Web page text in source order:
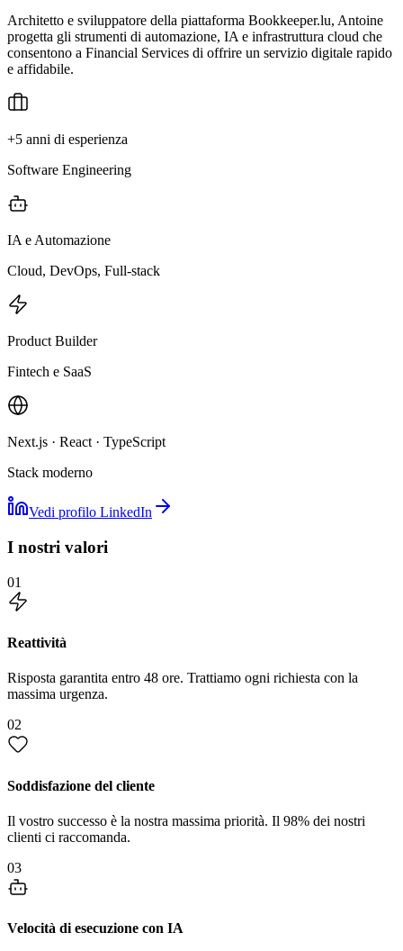
Architetto e sviluppatore della piattaforma Bookkeeper.lu, Antoine
progetta gli strumenti di automazione, IA e infrastruttura cloud che
consentono a Financial Services di offrire un servizio digitale rapido
e affidabile.
+5 anni di esperienza
Software Engineering
IA e Automazione
Cloud, DevOps, Full-stack
Product Builder
Fintech e SaaS
Next.js · React · TypeScript
Stack moderno
Vedi profilo LinkedIn
I nostri valori
01
Reattività
Risposta garantita entro 48 ore. Trattiamo ogni richiesta con la
massima urgenza.
02
Soddisfazione del cliente
Il vostro successo è la nostra massima priorità. Il 98% dei nostri
clienti ci raccomanda.
03
Velocità di esecuzione con IA